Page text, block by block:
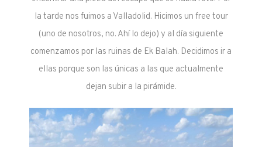
la tarde nos fuimos a Valladolid. Hicimos un free tour
(uno de nosotros, no. Ahí lo dejo) y al día siguiente
comenzamos por las ruinas de Ek Balah. Decidimos ir a
ellas porque son las únicas a las que actualmente
dejan subir a la pirámide.